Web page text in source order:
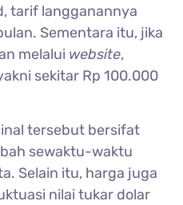
tarif langganannya
Sementara itu, jika
melalui website,
sekitar Rp 100.000
tersebut bersifat
sewaktu-waktu
Selain itu, harga juga
nilai tukar dolar